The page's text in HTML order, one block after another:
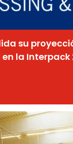
su
la Interpack